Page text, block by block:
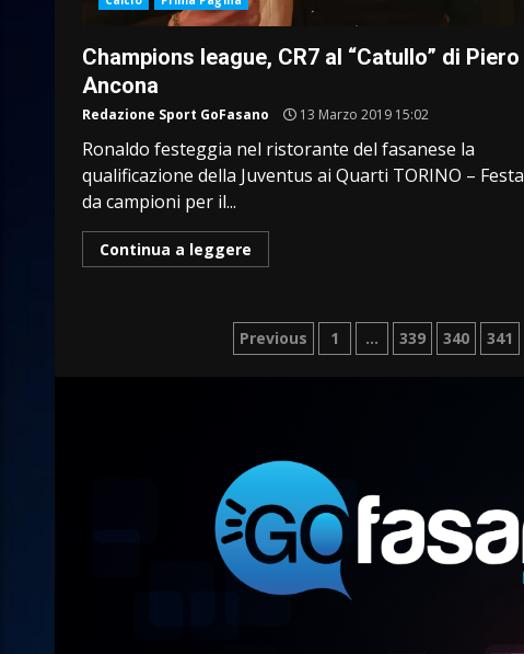
Champions league, CR7 al “Catullo” di Piero
Ancona
Redazione Sport GoFasano 13 Marzo 2019 15:02
Ronaldo festeggia nel ristorante del fasanese la
qualificazione della Juventus ai Quarti TORINO – Festa
da campioni per il...
Continua a leggere
Paginazione
Previous 1 … 339 340 341